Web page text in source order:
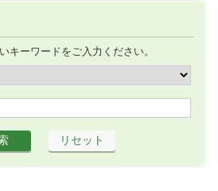
キーワードをご入力ください。